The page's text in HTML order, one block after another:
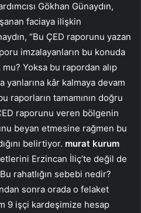
Gökhan Günaydın,
faciaya ilişkin
“Bu ÇED raporunu yazan
imzalayanların bu konuda
Yoksa bu rapordan alıp
yanlarına kâr kalmaya devam
raporların tamamının doğru
raporunu veren bölgenin
beyan etmesine rağmen bu
belirtiyor. murat kurum
Erzincan İliç’te değil de
rahatlığın sebebi nedir?
sonra orada o felaket
9 işçi kardeşimize hesap